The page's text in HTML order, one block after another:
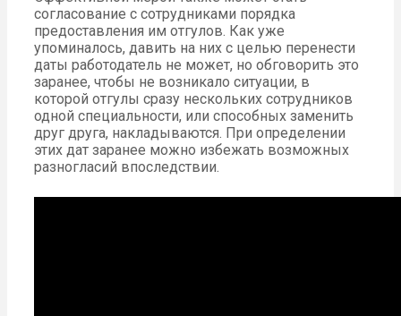
согласование с сотрудниками порядка
предоставления им отгулов. Как уже
упоминалось, давить на них с целью перенести
даты работодатель не может, но обговорить это
заранее, чтобы не возникало ситуации, в
которой отгулы сразу нескольких сотрудников
одной специальности, или способных заменить
друг друга, накладываются. При определении
этих дат заранее можно избежать возможных
разногласий впоследствии.